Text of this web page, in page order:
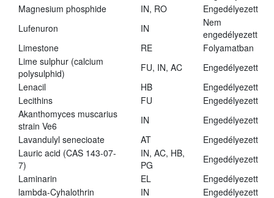
Magnesium phosphide
IN, RO
Engedélyezett
Lufenuron
IN
Nem
engedélyezett
Limestone
RE
Folyamatban
Lime sulphur (calcium
polysulphid)
FU, IN, AC
Engedélyezett
Lenacil
HB
Engedélyezett
Lecithins
FU
Engedélyezett
Akanthomyces muscarius
strain Ve6
IN
Engedélyezett
Lavandulyl senecioate
AT
Engedélyezett
Lauric acid (CAS 143-07-
7)
IN, AC, HB,
PG
Engedélyezett
Laminarin
EL
Engedélyezett
lambda-Cyhalothrin
IN
Engedélyezett